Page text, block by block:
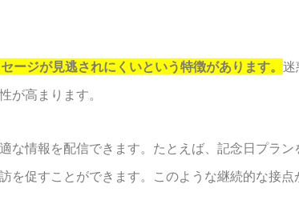
ージが見逃されにくいという特徴があります。 迷
が高まります。
な情報を配信できます。たとえば、記念日プラ
を促すことができます。このような継続的な接